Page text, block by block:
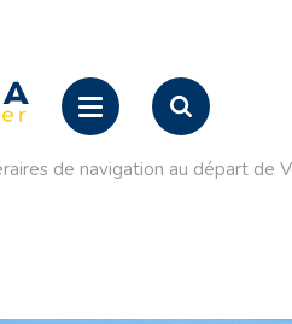
de navigation au départ de